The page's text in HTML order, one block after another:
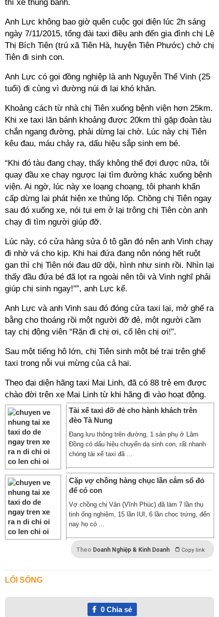
thì xe thủng bánh.
Anh Lực không bao giờ quên cuộc gọi điện lúc 2h sáng
ngày 7/11/2015, tổng đài taxi điều anh đến gia đình chị Lê
Thị Bích Tiên (trú xã Tiên Hà, huyện Tiên Phước) chở chị
Tiên đi sinh con.
Anh Lực có gọi đồng nghiệp là anh Nguyễn Thế Vinh (25
tuổi) đi cùng vì đường núi đi lại khó khăn.
Khoảng cách từ nhà chị Tiên xuống bệnh viện hơn 25km.
Khi xe taxi lăn bánh khoảng được 20km thì gặp đoàn tàu
chắn ngang đường, phải dừng lại chờ. Lúc này chị Tiên
kêu đau, máu chảy ra, dấu hiệu sắp sinh em bé.
“Khi đó tàu đang chạy, thấy không thể đợi được nữa, tôi
quay đầu xe chạy ngược lại tìm đường khác xuống bệnh
viện. Ai ngờ, lúc này xe loạng choạng, tôi phanh khẩn
cấp dừng lại phát hiện xe thủng lốp. Chồng chị Tiên ngay
sau đó xuống xe, nói tụi em ở lại trông chị Tiên còn anh
chạy đi tìm người giúp đỡ.
Lúc này, có cửa hàng sửa ô tô gần đó nên anh Vinh chạy
đi nhờ vá cho kịp. Khi hai đứa đang nôn nóng hết ruột
gan thì chị Tiên nói đau dữ dội, hình như sinh rồi. Nhìn lại
thấy đầu đứa bé đã lọt ra ngoài nên tôi và Vinh nghĩ phải
giúp chị sinh ngay!"”, anh Lực kể.
Anh Lực và anh Vinh sau đó đóng cửa taxi lại, mở ghế ra
bằng cho thoáng rồi một người đỡ đẻ, một người cầm
tay chị động viên “Rặn đi chị ơi, cố lên chị ơi!”.
Sau một tiếng hô lớn, chị Tiên sinh một bé trai trên ghế
taxi trong nỗi vui mừng của cả hai.
Theo đại diện hãng taxi Mai Linh, đã có 88 trẻ em được
chào đời trên xe Mai Linh từ khi hãng đi vào hoạt động.
Tài xế taxi đỡ đẻ cho hành khách trên
đèo Tà Nung
Đang lưu thông trên đường, 1 sản phụ ở Lâm
Đồng có dấu hiệu chuyển dạ sinh con, rất nhanh
chóng tài xế taxi đã ...
Cặp vợ chồng hàng chục lần cắm sổ đỏ
để có con
Vợ chồng chị Vân (Vĩnh Phúc) đã làm 7 lần thụ
tinh ống nghiệm, 15 lần IUI, 6 lần chọc trứng, đến
nay họ có ...
Theo Doanh Nghiệp & Kinh Doanh Copy link
LỐI SỐNG
0Chia sẻ